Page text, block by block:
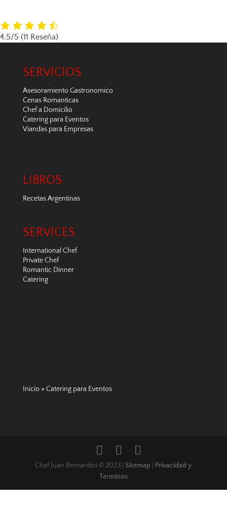
4.5/5 (11 Reseña)
SERVICIOS
Asesoramiento Gastronomico
Cenas Romanticas
Chef a Domicilio
Catering para Eventos
Viandas para Empresas
LIBROS
Recetas Argentinas
SERVICES
International Chef
Private Chef
Romantic Dinner
Catering
Inicio» Catering para Eventos
Chef Juan Bernardini © 2023 | Sitemap
Privacidad y
Terminos